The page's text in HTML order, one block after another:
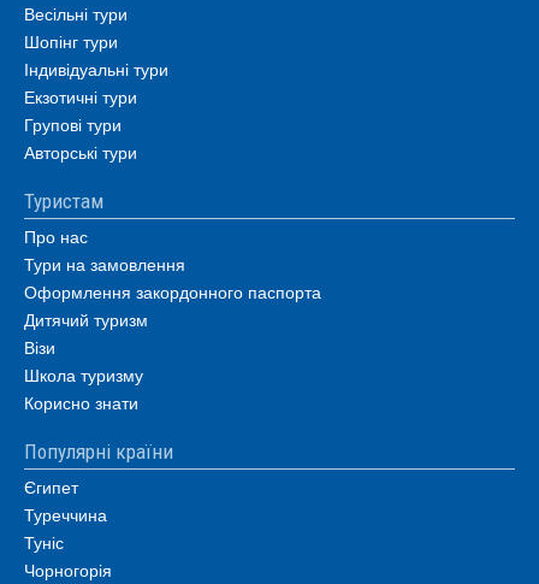
Весільні тури
Шопінг тури
Індивідуальні тури
Екзотичні тури
Групові тури
Авторські тури
Туристам
Про нас
Тури на замовлення
Оформлення закордонного паспорта
Дитячий туризм
Візи
Школа туризму
Корисно знати
Популярні країни
Єгипет
Туреччина
Туніс
Чорногорія